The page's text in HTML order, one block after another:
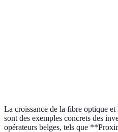
La croissance de la fibre optique
sont des exemples concrets des
opérateurs belges, tels que